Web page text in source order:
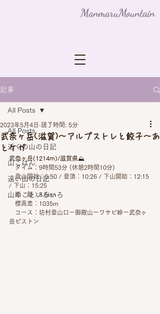
ManmaruMountain
記事
All Posts
近くの山の日記
山ごはん
遠い山の日記
山のこといろいろ
All Posts
武奈ヶ岳(滋賀)〜アルプストレと餃子〜あ
とケガ
2023年5月4日 読了時間: 5分
武奈ヶ岳(1214m)/滋賀県⛰
タイム：9時間53分 (休憩2時間10分)
登山開始：5:50 / 登頂：10:26 / 下山開始：12:15
/ 下山：15:25
距　離：8.5km
標高差：1035m
コース：坊村登山口ー御殿山ーワサビ峠ー武奈ヶ
岳ピストン